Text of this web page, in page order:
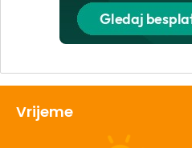
Vrijeme